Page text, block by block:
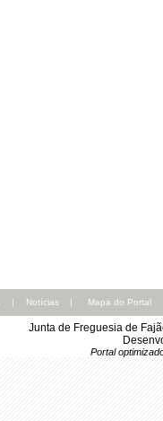
| Notícias | Mapa do Portal
Junta de Freguesia de
Portal